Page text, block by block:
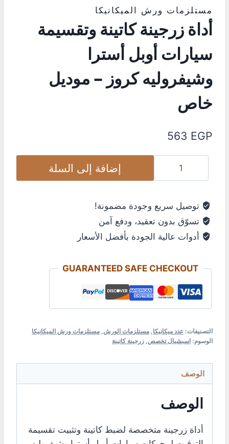
مستلزمات ورش الميكانيكا
أداة زرجينة كاتينة وتقسيمة
سيارات أوبل أسترا
وشيفروليه كروز – موديل
خاص
563 EGP
إضافة إلى السلة
توصيل سريع وجودة مضمونة!
تسوّق بدون تعقيد، ودفع آمن
أدوات عالية الجودة بأفضل الأسعار
GUARANTEED SAFE CHECKOUT
التصنيفات: عدد ميكانيكا مستلزمات الورش مستلزمات ورش الميكانيكا
الوسوم: اسبشيال تخصص زرجينة كاتينة
الوصف
الوصف
أداة زرجينة متخصصة لضبط كاتينة وتثبيت تقسيمة